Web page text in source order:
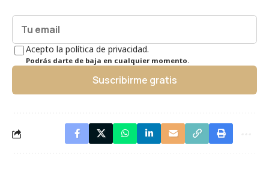
Acepto la política de privacidad.
Podrás darte de baja en cualquier momento.
Suscribirme gratis